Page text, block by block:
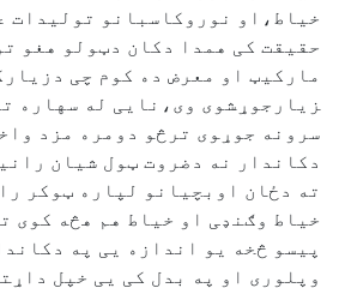
ﺧﯿﺎﻁ،ﺍﻭ ﻧﻮﺭوﮐﺎﺳﺒﺎﻧﻮ ﺗﻮﻟﯿﺪﺍﺕ
ﺣﻘﯿﻘﺖ ﮐﯽ ﻫﻤﺪﺍ ﺩﮐﺎﻥ ﺩټﻮﻟﻮ ﻫﻐﻮ
ﻣﺎﺭﮐﯿټ ﺍﻭ ﻣﻌﺮﺽ ﺩﻩ ﮐﻮﻡ ﭼﯽ
ﺰﯾﺎﺭﺟﻮړﺸﻮﯼ ﻭﯼ،ﻧﺎﯾﯽ ﻟﻪ ﺳﻬﺎﺭﻩ
ﺳﺮﻭﻧﻪ ﺟﻮړﻮﯼ ﺗﺮڅﻮ ﺩﻭﻣﺮﻩ ﻣﺰﺩ
ﺩﮐﺎﻧﺪﺍﺭ ﻧﻪ ﺩﺿﺮﻭت ټﻮﻝ ﺷﯿﺎﻥ
ﺗﻪ ﺩځﺎﻥ ﺍﻭﺑﭽﯿﺎﻧﻮ ﻟﭙﺎﺭﻩ ټﻮﮐﺮ
ﺧﯿﺎﻁ ﻭګﻨډﯽ ﺍﻭ ﺧﯿﺎﻁ ﻫﻢ ﻫڅﻪ ﮐﻮﯼ
ﭘﯿﺴﻮ څﺨﻪ ﯾﻮ ﺍﻧﺪﺍﺯﻩ ﯾﯽ ﭘﻪ
ﻭﭘﻠﻮﺭﯼ ﺍﻭ ﭘﻪ ﺑﺪﻝ ﮐﯽ ﯾﯽ ﺧﭙﻞ